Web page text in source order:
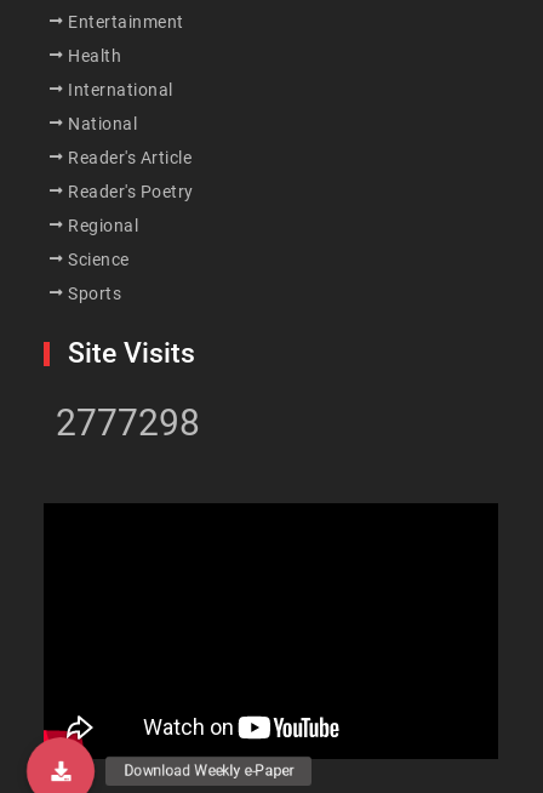
Entertainment
Health
International
National
Reader's Article
Reader's Poetry
Regional
Science
Sports
Site Visits
2777298